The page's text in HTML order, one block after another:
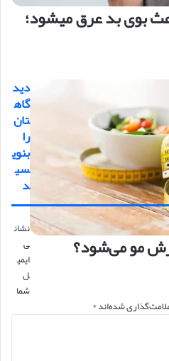
بوی بد عرق میشود؛
مو می‌شود؟
دید
گاه
تان
را
بنوی
سی
د
نشان
ی
ایمی
ل
شما
شده‌اند*